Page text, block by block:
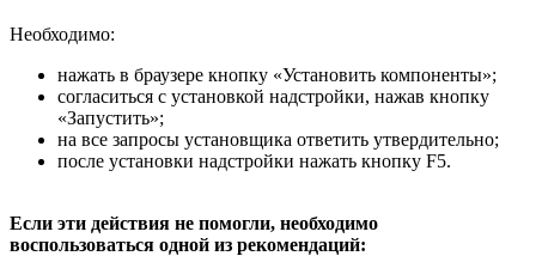
Необходимо:
нажать в браузере кнопку «Установить компоненты»;
согласиться с установкой надстройки, нажав кнопку
«Запустить»;
на все запросы установщика ответить утвердительно;
после установки надстройки нажать кнопку F5.
Если эти действия не помогли, необходимо
воспользоваться одной из рекомендаций: